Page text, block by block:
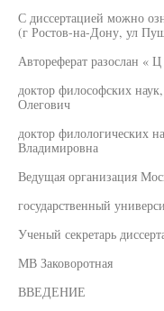
С диссертацией можно
(г Ростов-на-Дону, ул
Автореферат разослан «
доктор философских
Олегович
доктор филологических
Владимировна
Ведущая организация
государственный
Ученый секретарь
МВ Заковоротная
ВВЕДЕНИЕ